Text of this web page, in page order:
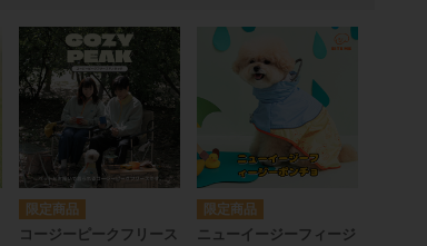
コージーピークフリース
ニューイージーフィージ